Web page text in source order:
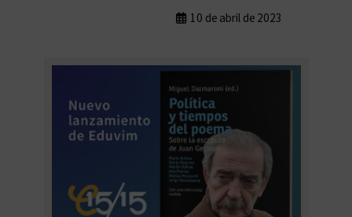
10 de abril de 2023